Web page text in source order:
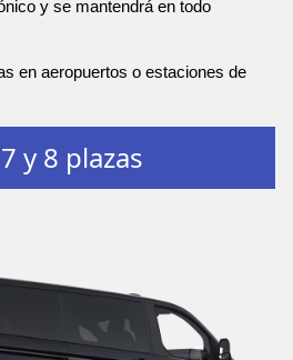
y se mantendrá en todo
en aeropuertos o estaciones de
y 8 plazas